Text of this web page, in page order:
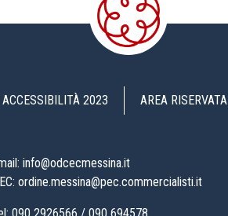
2023 AREA RISERVATA
info@odcecmessina.it
ordine.messina@pec.commercialisti.it